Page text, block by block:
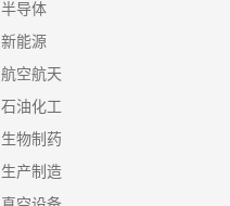
半导体
新能源
航空航天
石油化工
生物制药
生产制造